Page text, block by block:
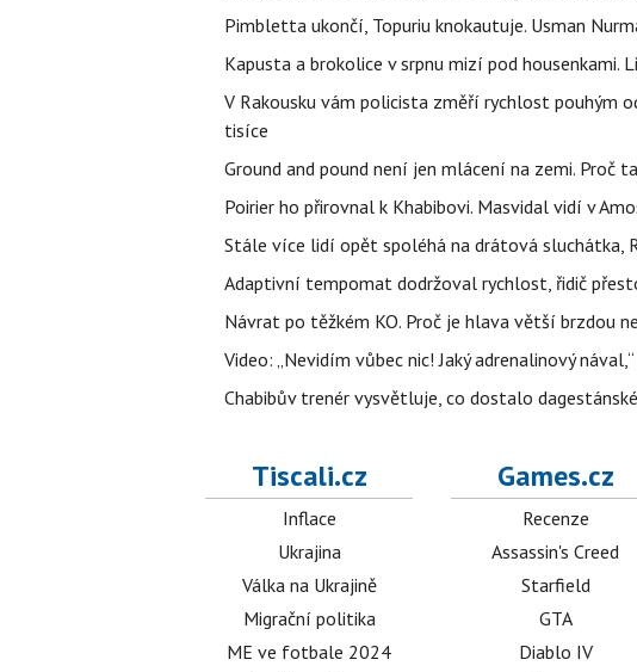
Pimbletta ukončí, Topuriu knokautuje. Usman
Kapusta a brokolice v srpnu mizí pod housenkami.
V Rakousku vám policista změří rychlost pouhým
tisíce
Ground and pound není jen mlácení na zemi. Proč
Poirier ho přirovnal k Khabibovi. Masvidal vidí v
Stále více lidí opět spoléhá na drátová sluchátka,
Adaptivní tempomat dodržoval rychlost, řidič
Návrat po těžkém KO. Proč je hlava větší brzdou
Video: „Nevidím vůbec nic! Jaký adrenalinový
Chabibův trenér vysvětluje, co dostalo
Tiscali.cz
Inflace
Ukrajina
Válka na Ukrajině
Migrační politika
ME ve fotbale 2024
Games.cz
Recenze
Assassin's Creed
Starfield
GTA
Diablo IV